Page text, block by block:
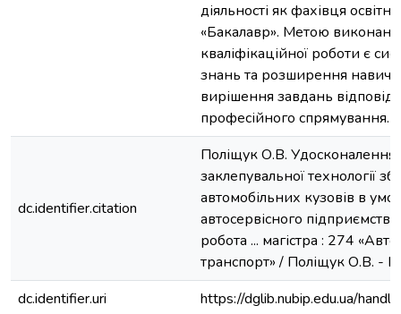
діяльності як фахівця
«Бакалавр». Метою
кваліфікаційної роботи є
знань та розширення
вирішення завдань
професійного спрямування.
dc.identifier.citation
Поліщук О.В. Удосконалення
заклепувальної технології
автомобільних кузовів в
автосервісного
робота ... магістра : 274
транспорт» / Поліщук О.В. -
dc.identifier.uri
https://dglib.nubip.edu.ua/